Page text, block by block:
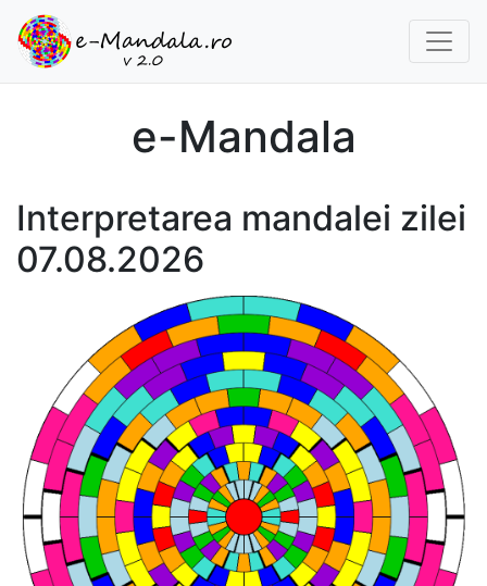
e-Mandala
Interpretarea mandalei zilei
07.08.2026